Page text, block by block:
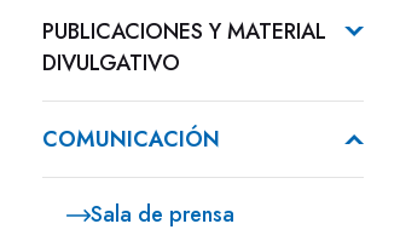
PUBLICACIONES Y MATERIAL
DIVULGATIVO
COMUNICACIÓN
Sala de prensa